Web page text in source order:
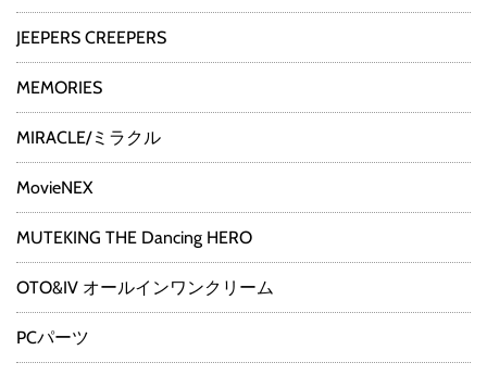
JEEPERS CREEPERS
MEMORIES
MIRACLE/ミラクル
MovieNEX
MUTEKING THE Dancing HERO
OTO&IV オールインワンクリーム
PCパーツ